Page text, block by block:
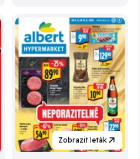
Zobrazit leták